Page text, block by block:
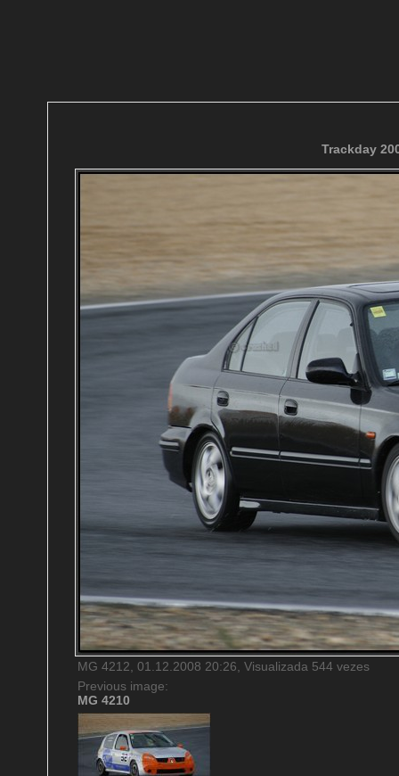
Trackday
MG 4212, 01.12.2008 20:26, Visualizada 544 vezes
Previous image:
MG 4210